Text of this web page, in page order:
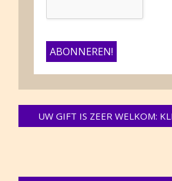
UW GIFT IS ZEER WELKOM: